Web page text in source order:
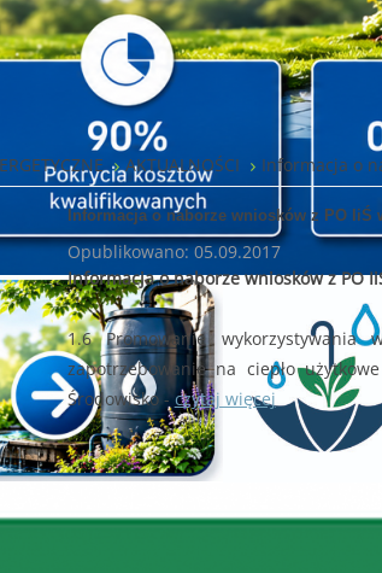
AKTUALNOŚCI Informacja o
Informacja o naborze wniosków z PO IiŚ
Opublikowano: 05.09.2017
Informacja o naborze wniosków z PO
1.6 Promowanie
zapotrzebowanie na ciepło
Środowisko -czytaj więcej